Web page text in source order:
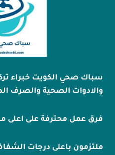
سباك صحي الكويت خبراء
والادوات الصحية والصرف
فرق عمل محترفة على اعلى
ملتزمون باعلى درجات